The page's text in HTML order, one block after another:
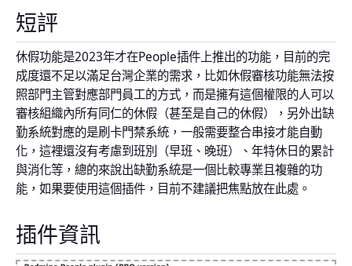
短評
休假功能是2023年才在People插件上推出的功能，目前的完
成度還不足以滿足台灣企業的需求，比如休假審核功能無法按
照部門主管對應部門員工的方式，而是擁有這個權限的人可以
審核組織內所有同仁的休假（甚至是自己的休假），另外出缺
勤系統對應的是刷卡門禁系統，一般需要整合串接才能自動
化，這裡還沒有考慮到班別（早班、晚班）、年特休日的累計
與消化等，總的來說出缺勤系統是一個比較專業且複雜的功
能，如果要使用這個插件，目前不建議把焦點放在此處。
插件資訊